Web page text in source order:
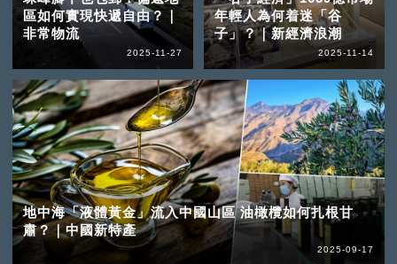
區如何實現快遞自由？｜
非常物流
2025-11-27
年輕人為何着迷「谷
子」？｜新經濟浪潮
2025-11-14
地中海「液體黃金」流入中國山區 油橄欖如何扎根甘
肅？｜中國新特產
2025-09-17